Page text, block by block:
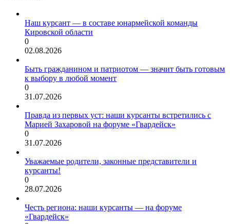
Наш курсант — в составе юнармейской команды
Кировской области
0
02.08.2026
Быть гражданином и патриотом — значит быть готовым
к выбору в любой момент
0
31.07.2026
Правда из первых уст: наши курсанты встретились с
Марией Захаровой на форуме «Гвардейск»
0
31.07.2026
Уважаемые родители, законные представители и
курсанты!
0
28.07.2026
Честь региона: наши курсанты — на форуме
«Гвардейск»